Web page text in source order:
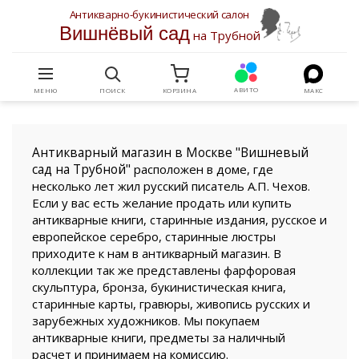
Антикварно-букинистический салон
Вишнёвый садна Трубной
МЕНЮ ПОИСК КОРЗИНА АВИТО МАКС
Антикварный магазин в Москве "Вишневый
сад на Трубной" расположен в доме, где
несколько лет жил русский писатель А.П. Чехов.
Если у вас есть желание продать или купить
антикварные книги, старинные издания, русское и
европейское серебро, старинные люстры
приходите к нам в антикварный магазин. В
коллекции так же представлены фарфоровая
скульптура, бронза, букинистическая книга,
старинные карты, гравюры, живопись русских и
зарубежных художников. Мы покупаем
антикварные книги, предметы за наличный
расчет и принимаем на комиссию.